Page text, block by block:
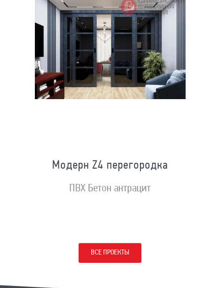
Модерн Z4 перегородка
ПВХ Бетон антрацит
ВСЕ ПРОЕКТЫ